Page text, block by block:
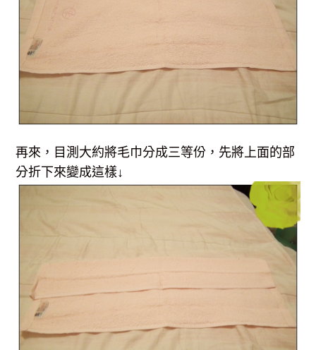
再來，目測大約將毛巾分成三等份，先將上面的部
分折下來變成這樣↓